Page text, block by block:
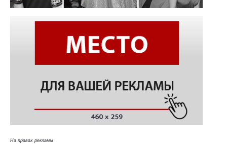
На правах рекламы